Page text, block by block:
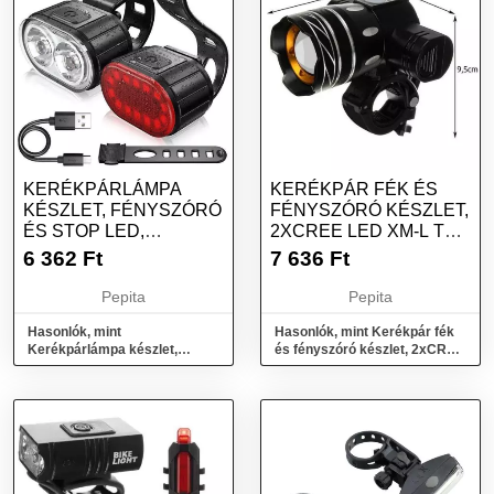
KERÉKPÁRLÁMPA
KÉSZLET, FÉNYSZÓRÓ
ÉS STOP LED,
WELORA®, SUPER
6 362 Ft
Pepita
Hasonlók, mint
Kerékpárlámpa készlet,
Fényszóró és Stop LED,
KERÉKPÁR FÉK ÉS
FÉNYSZÓRÓ KÉSZLET,
2XCREE LED XM-L T6,
3/7 VILÁGÍ...
7 636 Ft
Pepita
Hasonlók, mint Kerékpár fék
és fényszóró készlet, 2xCREE
LED XM-L T6, 3/7 világí...